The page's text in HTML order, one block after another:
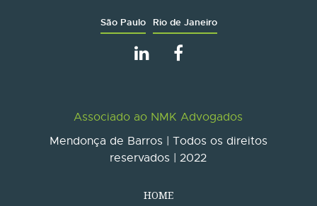
São Paulo Rio de Janeiro
Associado ao NMK Advogados
Mendonça de Barros | Todos os direitos
reservados | 2022
HOME